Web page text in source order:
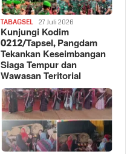
TABAGSEL 27 Juli 2026
Kunjungi Kodim
0212/Tapsel, Pangdam
Tekankan Keseimbangan
Siaga Tempur dan
Wawasan Teritorial